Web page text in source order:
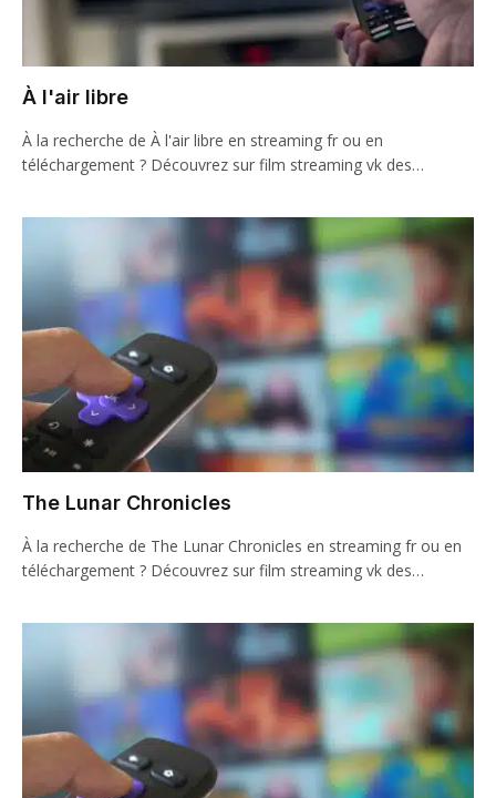
À l'air libre
À la recherche de À l'air libre en streaming fr ou en
téléchargement ? Découvrez sur film streaming vk des…
The Lunar Chronicles
À la recherche de The Lunar Chronicles en streaming fr ou en
téléchargement ? Découvrez sur film streaming vk des…